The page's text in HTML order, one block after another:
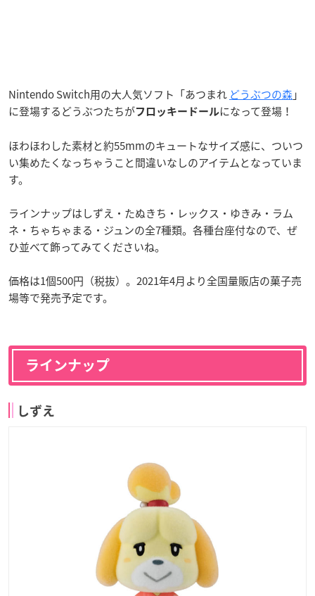
Nintendo Switch用の大人気ソフト「あつまれ どうぶつの森」
に登場するどうぶつたちがフロッキードールになって登場！
ほわほわした素材と約55mmのキュートなサイズ感に、ついつ
い集めたくなっちゃうこと間違いなしのアイテムとなっていま
す。
ラインナップはしずえ・たぬきち・レックス・ゆきみ・ラム
ネ・ちゃちゃまる・ジュンの全7種類。各種台座付なので、ぜ
ひ並べて飾ってみてくださいね。
価格は1個500円（税抜）。2021年4月より全国量販店の菓子売
場等で発売予定です。
ラインナップ
しずえ